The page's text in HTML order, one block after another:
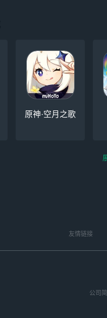
原神·空月之歌
版本开启 ）
友情链接
公司